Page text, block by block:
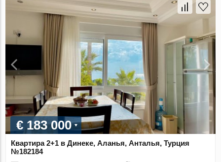
€ 183 000
Квартира 2+1 в Динеке, Аланья, Анталья, Турция
№182184